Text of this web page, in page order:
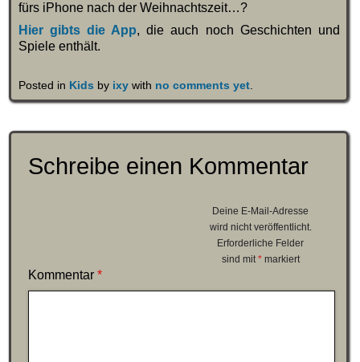
fürs iPhone nach der Weihnachtszeit…?
Hier gibts die App, die auch noch Geschichten und
Spiele enthält.
Posted in Kids by ixywith no comments yet.
Schreibe einen Kommentar
Deine E-Mail-Adresse
wird nicht veröffentlicht.
Erforderliche Felder
sind mit *markiert
Kommentar *